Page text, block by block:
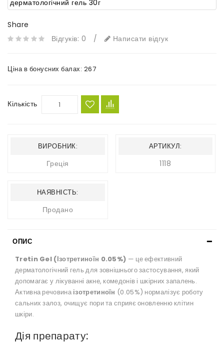
Share
Відгуків: 0
/ Написати відгук
Ціна в бонусних балах: 267
Кількість
ВИРОБНИК:
Греція
АРТИКУЛ:
1118
НАЯВНІСТЬ:
Продано
ОПИС
Tretin Gel (Ізотретиноїн 0.05%) — це ефективний
дерматологічний гель для зовнішнього застосування, який
допомагає у лікуванні акне, комедонів і шкірних запалень.
Активна речовина ізотретиноїн (0.05%) нормалізує роботу
сальних залоз, очищує пори та сприяє оновленню клітин
шкіри.
Дія препарату: